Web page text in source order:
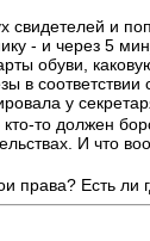
свидетелей и
и через 5
обуви,
у
то должен
И
права? Есть